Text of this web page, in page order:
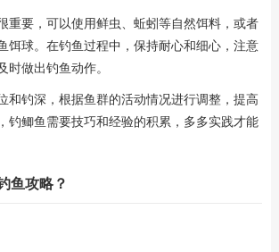
重要，可以使用鲜虫、蚯蚓等自然饵料，或者
饵球。在钓鱼过程中，保持耐心和细心，注意
时做出钓鱼动作。
和钓深，根据鱼群的活动情况进行调整，提高
钓鲫鱼需要技巧和经验的积累，多多实践才能
鱼攻略？